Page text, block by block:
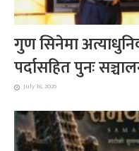
गुण सिनेमा
पर्दासहित पुनः
July 18, 2026